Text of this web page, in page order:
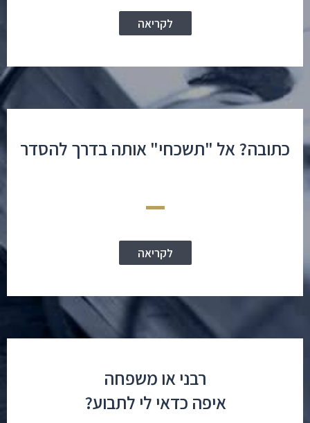
לקריאה
כתובה? אל "תשכחי" אותה בדרך להסדר
לקריאה
רבני או משפחה
איפה כדאי לי לתבוע?